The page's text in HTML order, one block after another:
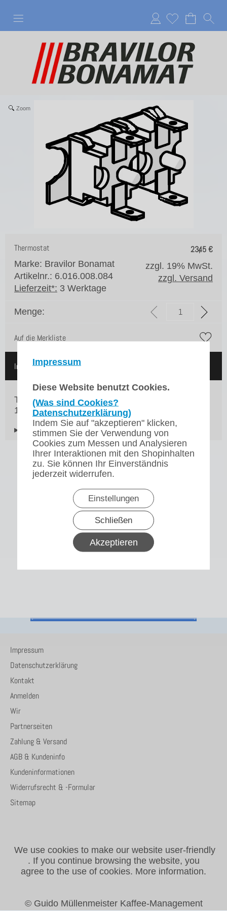
Impressum
Diese Website benutzt Cookies.
(Was sind Cookies?
Datenschutzerklärung)
Indem Sie auf "akzeptieren" klicken,
stimmen Sie der Verwendung von
Cookies zum Messen und Analysieren
Ihrer Interaktionen mit den Shopinhalten
zu. Sie können Ihr Einverständnis
jederzeit widerrufen.
Einstellungen
Schließen
Akzeptieren
Anmelden
Zoom
23,45€
Thermostat
Marke: Bravilor Bonamat
Artikelnr.: 6.016.008.084
Lieferzeit*: 3 Werktage
zzgl. 19% MwSt.
zzgl. Versand
Menge:
Auf die Merkliste
In den Warenkorb
Thermostat für unsere Bravilor Bonamat Bolero
11 und 21
▸Widerrufsbelehrung
Impressum
Datenschutzerklärung
Kontakt
Anmelden
Wir
Partnerseiten
Zahlung & Versand
AGB & Kundeninfo
Kundeninformationen
Widerrufsrecht & -Formular
Sitemap
We use cookies to make our website user-friendly
. If you continue browsing the website, you
agree to the use of cookies. More information.
© Guido Müllenmeister Kaffee-Management